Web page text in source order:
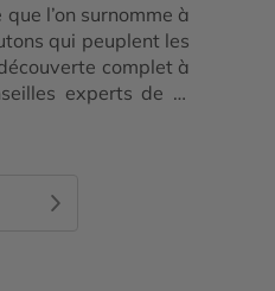
l’on surnomme à
qui peuplent les
complet à
experts de la